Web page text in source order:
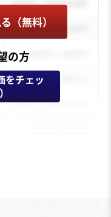
（無料）
の方
をチェッ